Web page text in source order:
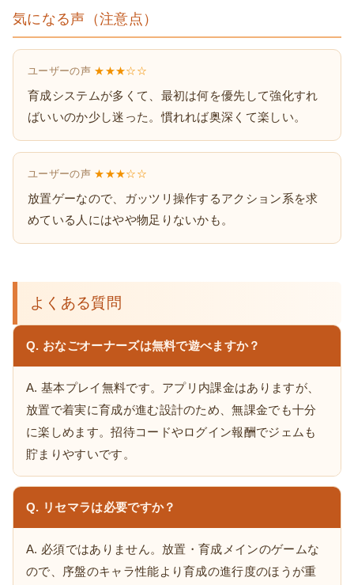
気になる声（注意点）
ユーザーの声 ★★★☆☆
育成システムが多くて、最初は何を優先して強化すれ
ばいいのか少し迷った。慣れれば奥深くて楽しい。
ユーザーの声 ★★★☆☆
放置ゲーなので、ガッツリ操作するアクション系を求
めている人にはやや物足りないかも。
よくある質問
Q. おなごオーナーズは無料で遊べますか？
A. 基本プレイ無料です。アプリ内課金はありますが、
放置で着実に育成が進む設計のため、無課金でも十分
に楽しめます。招待コードやログイン報酬でジェムも
貯まりやすいです。
Q. リセマラは必要ですか？
A. 必須ではありません。放置・育成メインのゲームな
ので、序盤のキャラ性能より育成の進行度のほうが重